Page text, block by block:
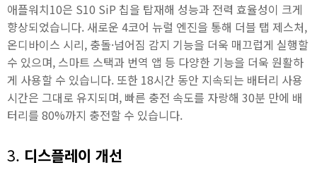
애플워치10은 S10 SiP 칩을 탑재해 성능과 전력 효율성이 크게
향상되었습니다. 새로운 4코어 뉴럴 엔진을 통해 더블 탭 제스처,
온디바이스 시리, 충돌·넘어짐 감지 기능을 더욱 매끄럽게 실행할
수 있으며, 스마트 스택과 번역 앱 등 다양한 기능을 더욱 원활하
게 사용할 수 있습니다. 또한 18시간 동안 지속되는 배터리 사용
시간은 그대로 유지되며, 빠른 충전 속도를 자랑해 30분 만에 배
터리를 80%까지 충전할 수 있습니다.
3. 디스플레이 개선